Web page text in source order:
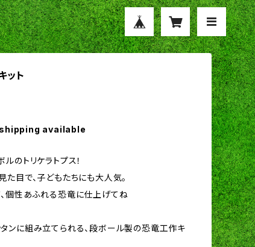
ット
available
のトリケラトプス！
た目で、子どもたちにも大人気。
個性あふれる恐竜に仕上げてね
ンに組み立てられる、段ボール製の恐竜工作キ